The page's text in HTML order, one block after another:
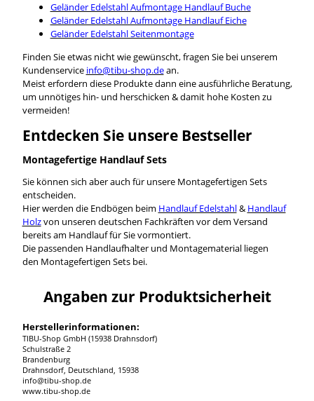
Geländer Edelstahl Aufmontage Handlauf Buche
Geländer Edelstahl Aufmontage Handlauf Eiche
Geländer Edelstahl Seitenmontage
Finden Sie etwas nicht wie gewünscht, fragen Sie bei unserem
Kundenservice info@tibu-shop.dean.
Meist erfordern diese Produkte dann eine ausführliche Beratung,
um unnötiges hin- und herschicken & damit hohe Kosten zu
vermeiden!
Entdecken Sie unsere Bestseller
Montagefertige Handlauf Sets
Sie können sich aber auch für unsere Montagefertigen Sets
entscheiden.
Hier werden die Endbögen beim Handlauf Edelstahl& Handlauf
Holzvon unseren deutschen Fachkräften vor dem Versand
bereits am Handlauf für Sie vormontiert.
Die passenden Handlaufhalter und Montagematerial liegen
den Montagefertigen Sets bei.
Angaben zur Produktsicherheit
Herstellerinformationen:
TIBU-Shop GmbH (15938 Drahnsdorf)
Schulstraße 2
Brandenburg
Drahnsdorf, Deutschland, 15938
info@tibu-shop.de
www.tibu-shop.de